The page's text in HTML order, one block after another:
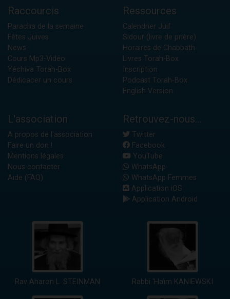
Raccourcis
Paracha de la semaine
Fêtes Juives
News
Cours Mp3-Vidéo
Yéchiva Torah-Box
Dédicacer un cours
Ressources
Calendrier Juif
Sidour (livre de prière)
Horaires de Chabbath
Livres Torah-Box
Inscription
Podcast Torah-Box
English Version
L'association
A propos de l'association
Faire un don !
Mentions légales
Nous contacter
Aide (FAQ)
Retrouvez-nous...
Twitter
Facebook
YouTube
WhatsApp
WhatsApp Femmes
Application iOS
Application Android
Rav Aharon L. STEINMAN Rabbi 'Haïm KANIEWSKI